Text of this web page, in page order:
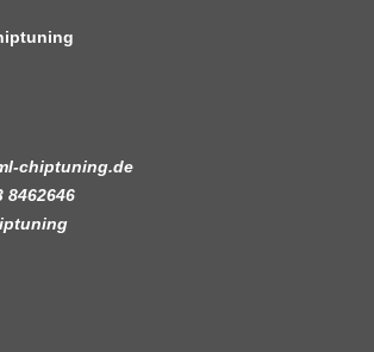
chiptuning.de
8462646